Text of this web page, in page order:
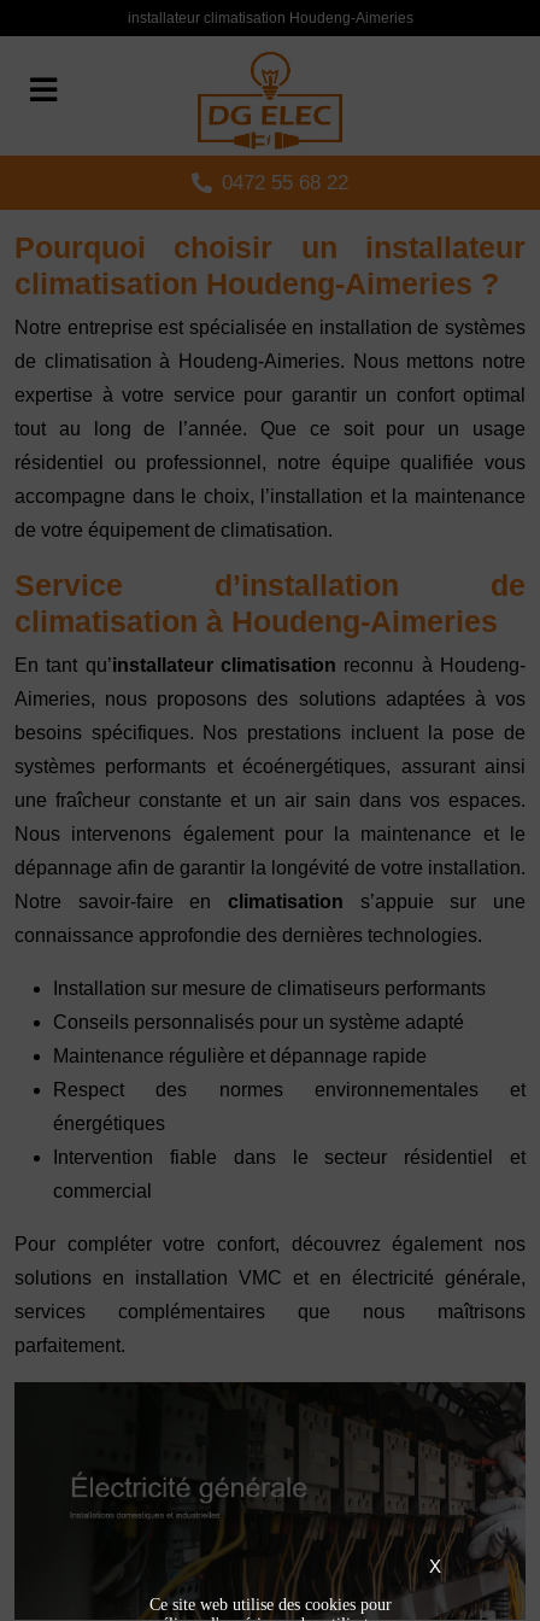
installateur climatisation Houdeng-Aimeries
0472 55 68 22
Pourquoi choisir un installateur
climatisation Houdeng-Aimeries ?
Notre entreprise est spécialisée en installation de systèmes
de climatisation à Houdeng-Aimeries. Nous mettons notre
expertise à votre service pour garantir un confort optimal
tout au long de l’année. Que ce soit pour un usage
résidentiel ou professionnel, notre équipe qualifiée vous
accompagne dans le choix, l’installation et la maintenance
de votre équipement de climatisation.
Service d’installation de
climatisation à Houdeng-Aimeries
En tant qu’installateur climatisation reconnu à Houdeng-
Aimeries, nous proposons des solutions adaptées à vos
besoins spécifiques. Nos prestations incluent la pose de
systèmes performants et écoénergétiques, assurant ainsi
une fraîcheur constante et un air sain dans vos espaces.
Nous intervenons également pour la maintenance et le
dépannage afin de garantir la longévité de votre installation.
Notre savoir-faire en climatisation s’appuie sur une
connaissance approfondie des dernières technologies.
Installation sur mesure de climatiseurs performants
Conseils personnalisés pour un système adapté
Maintenance régulière et dépannage rapide
Respect des normes environnementales et
énergétiques
Intervention fiable dans le secteur résidentiel et
commercial
Pour compléter votre confort, découvrez également nos
solutions en installation VMC et en électricité générale,
services complémentaires que nous maîtrisons
parfaitement.
Panneau de gestion des cookies
X
Ce site web utilise des cookies pour